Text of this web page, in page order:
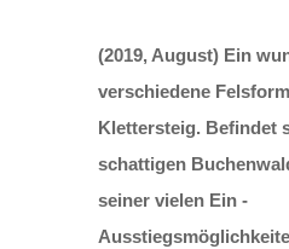
(2019, August) Ein
verschiedene
Klettersteig. Befindet
schattigen
seiner vielen Ein -